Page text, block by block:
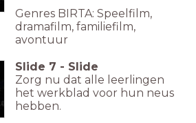
Genres BIRTA: Speelfilm,
dramafilm, familiefilm,
avontuur
Slide 7 - Slide
Zorg nu dat alle leerlingen
het werkblad voor hun neus
hebben.